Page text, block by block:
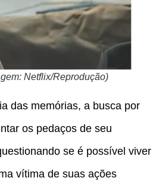
Netflix/Reprodução)
das memórias, a busca por
os pedaços de seu
se é possível viver
vítima de suas ações